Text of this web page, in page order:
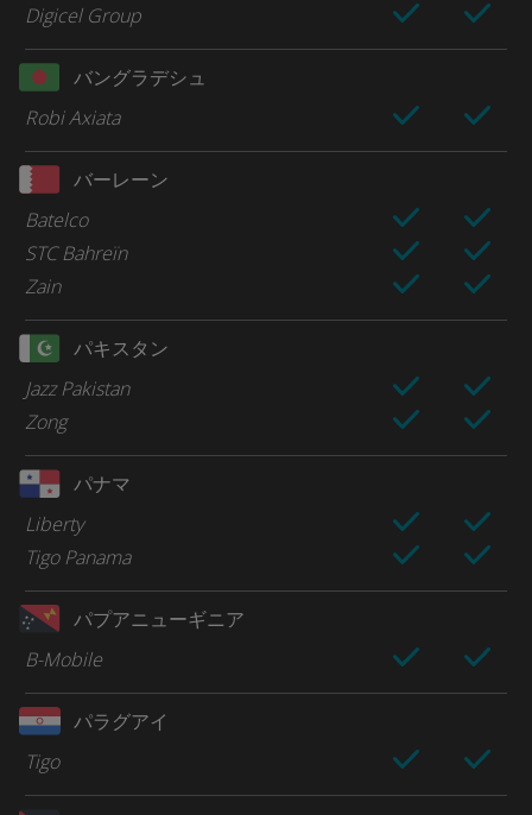
Digicel Group
バングラデシュ
Robi Axiata
バーレーン
Batelco
STC Bahreïn
Zain
パキスタン
Jazz Pakistan
Zong
パナマ
Liberty
Tigo Panama
パプアニューギニア
B-Mobile
パラグアイ
Tigo